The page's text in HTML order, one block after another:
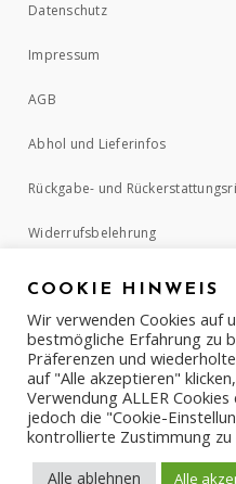
Datenschutz
Impressum
AGB
Abhol und Lieferinfos
Rückgabe- und
Widerrufsbelehrung
COOKIE HINWEIS
Wir verwenden Cookies auf
bestmögliche Erfahrung zu
Präferenzen und
auf "Alle akzeptieren"
Verwendung ALLER
jedoch die "Cookie-
kontrollierte Zustimmung zu
Alle ablehnen Alle